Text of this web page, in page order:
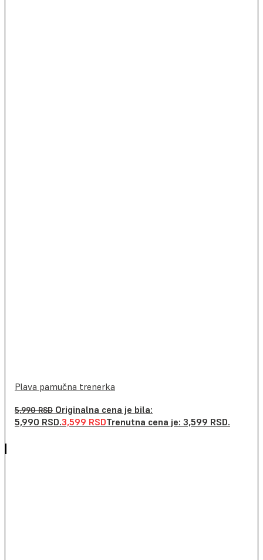
Plava pamučna trenerka
5,990RSD Originalna cena je bila:
5,990 RSD.3,599 RSDTrenutna cena je: 3,599 RSD.